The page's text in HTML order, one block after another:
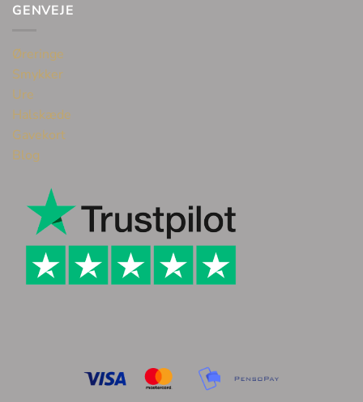
GENVEJE
Øreringe
Smykker
Ure
Halskæde
Gavekort
Blog